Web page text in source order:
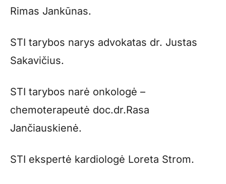
Rimas Jankūnas.
STI tarybos narys advokatas dr. Justas
Sakavičius.
STI tarybos narė onkologė –
chemoterapeutė doc.dr.Rasa
Jančiauskienė.
STI ekspertė kardiologė Loreta Strom.